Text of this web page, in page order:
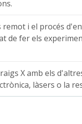
i el procés
de fer els
X amb els
làsers o la